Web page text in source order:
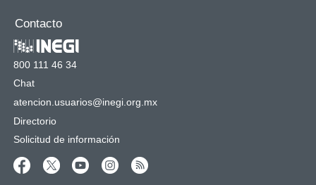
Contacto
800 111 46 34
Chat
atencion.usuarios@inegi.org.mx
Directorio
Solicitud de información